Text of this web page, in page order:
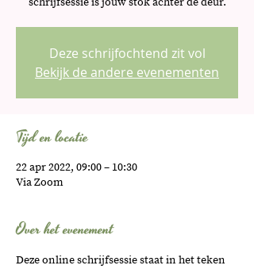
Deze schrijfochtend zit vol
Bekijk de andere evenementen
Tijd en locatie
22 apr 2022, 09:00 – 10:30
Via Zoom
Over het evenement
Deze online schrijfsessie staat in het teken